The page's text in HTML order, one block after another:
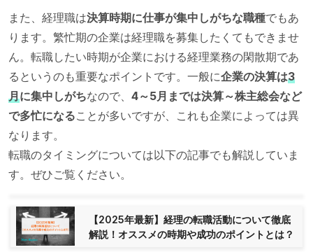
また、経理職は決算時期に仕事が集中しがちな職種でもあ
ります。繁忙期の企業は経理職を募集したくてもできませ
ん。転職したい時期が企業における経理業務の閑散期であ
るというのも重要なポイントです。一般に企業の決算は3
月に集中しがちなので、 4～5月までは決算～株主総会など
で多忙になることが多いですが、これも企業によっては異
なります。
転職のタイミングについては以下の記事でも解説していま
す。ぜひご覧ください。
【2025年最新】経理の転職活動について徹底
解説！オススメの時期や成功のポイントとは？